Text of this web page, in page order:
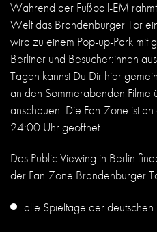
Während der Fußball-EM
Welt das Brandenburger Tor
wird zu einem Pop-up-Park mit
Berliner und Besucher:innen
Tagen kannst Du Dir hier
an den Sommerabenden
anschauen. Die Fan-Zone ist
24:00 Uhr geöffnet.
Das Public Viewing in Berlin
der Fan-Zone Brandenburger
alle Spieltage der